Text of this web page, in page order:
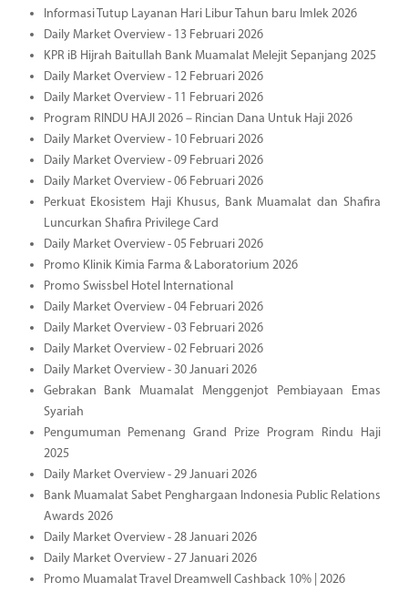
Informasi Tutup Layanan Hari Libur Tahun baru Imlek 2026
Daily Market Overview - 13 Februari 2026
KPR iB Hijrah Baitullah Bank Muamalat Melejit Sepanjang 2025
Daily Market Overview - 12 Februari 2026
Daily Market Overview - 11 Februari 2026
Program RINDU HAJI 2026 – Rincian Dana Untuk Haji 2026
Daily Market Overview - 10 Februari 2026
Daily Market Overview - 09 Februari 2026
Daily Market Overview - 06 Februari 2026
Perkuat Ekosistem Haji Khusus, Bank Muamalat dan Shafira
Luncurkan Shafira Privilege Card
Daily Market Overview - 05 Februari 2026
Promo Klinik Kimia Farma & Laboratorium 2026
Promo Swissbel Hotel International
Daily Market Overview - 04 Februari 2026
Daily Market Overview - 03 Februari 2026
Daily Market Overview - 02 Februari 2026
Daily Market Overview - 30 Januari 2026
Gebrakan Bank Muamalat Menggenjot Pembiayaan Emas
Syariah
Pengumuman Pemenang Grand Prize Program Rindu Haji
2025
Daily Market Overview - 29 Januari 2026
Bank Muamalat Sabet Penghargaan Indonesia Public Relations
Awards 2026
Daily Market Overview - 28 Januari 2026
Daily Market Overview - 27 Januari 2026
Promo Muamalat Travel Dreamwell Cashback 10% | 2026